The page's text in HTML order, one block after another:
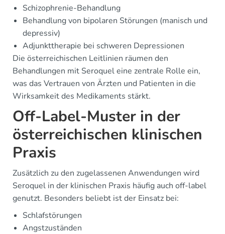
Schizophrenie-Behandlung
Behandlung von bipolaren Störungen (manisch und
depressiv)
Adjunkttherapie bei schweren Depressionen
Die österreichischen Leitlinien räumen den
Behandlungen mit Seroquel eine zentrale Rolle ein,
was das Vertrauen von Ärzten und Patienten in die
Wirksamkeit des Medikaments stärkt.
Off-Label-Muster in der
österreichischen klinischen
Praxis
Zusätzlich zu den zugelassenen Anwendungen wird
Seroquel in der klinischen Praxis häufig auch off-label
genutzt. Besonders beliebt ist der Einsatz bei:
Schlafstörungen
Angstzuständen